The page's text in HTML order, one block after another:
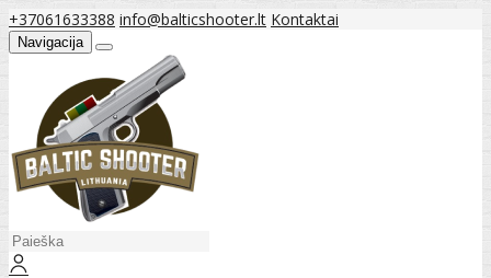
+37061633388 info@balticshooter.lt Kontaktai
Navigacija